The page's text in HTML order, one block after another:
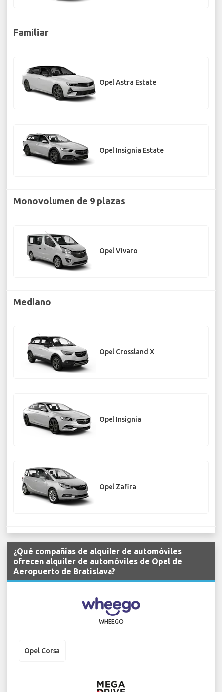
Familiar
Opel Astra Estate
Opel Insignia Estate
Monovolumen de 9 plazas
Opel Vivaro
Mediano
Opel Crossland X
Opel Insignia
Opel Zafira
¿Qué compañías de alquiler de automóviles
ofrecen alquiler de automóviles de Opel de
Aeropuerto de Bratislava?
WHEEGO
Opel Corsa